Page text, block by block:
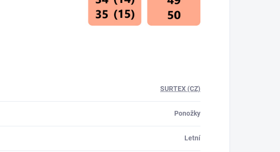
SURTEX (CZ)
Ponožky
Letní